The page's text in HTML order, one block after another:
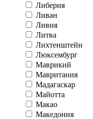
Либерия
Ливан
Ливия
Литва
Лихтенштейн
Люксембург
Маврикий
Мавритания
Мадагаскар
Майотта
Макао
Македония